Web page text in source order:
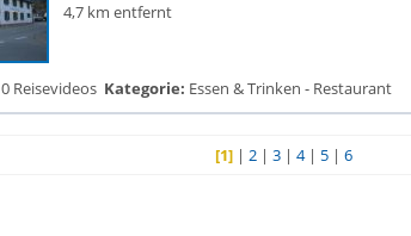
4,7 km entfernt
0 Reisevideos Kategorie: Essen & Trinken - Restaurant
[1]| 2| 3| 4| 5| 6